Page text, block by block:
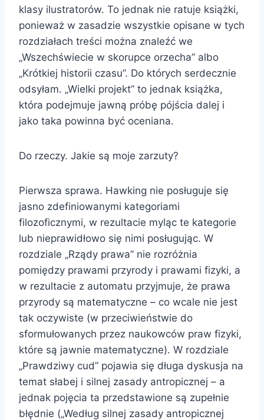
klasy ilustratorów. To jednak nie ratuje książki,
ponieważ w zasadzie wszystkie opisane w tych
rozdziałach treści można znaleźć we
„Wszechświecie w skorupce orzecha” albo
„Krótkiej historii czasu”. Do których serdecznie
odsyłam. „Wielki projekt” to jednak książka,
która podejmuje jawną próbę pójścia dalej i
jako taka powinna być oceniana.
Do rzeczy. Jakie są moje zarzuty?
Pierwsza sprawa. Hawking nie posługuje się
jasno zdefiniowanymi kategoriami
filozoficznymi, w rezultacie myląc te kategorie
lub nieprawidłowo się nimi posługując. W
rozdziale „Rządy prawa” nie rozróżnia
pomiędzy prawami przyrody i prawami fizyki, a
w rezultacie z automatu przyjmuje, że prawa
przyrody są matematyczne – co wcale nie jest
tak oczywiste (w przeciwieństwie do
sformułowanych przez naukowców praw fizyki,
które są jawnie matematyczne). W rozdziale
„Prawdziwy cud” pojawia się długa dyskusja na
temat słabej i silnej zasady antropicznej – a
jednak pojęcia ta przedstawione są zupełnie
błędnie („Według silnej zasady antropicznej